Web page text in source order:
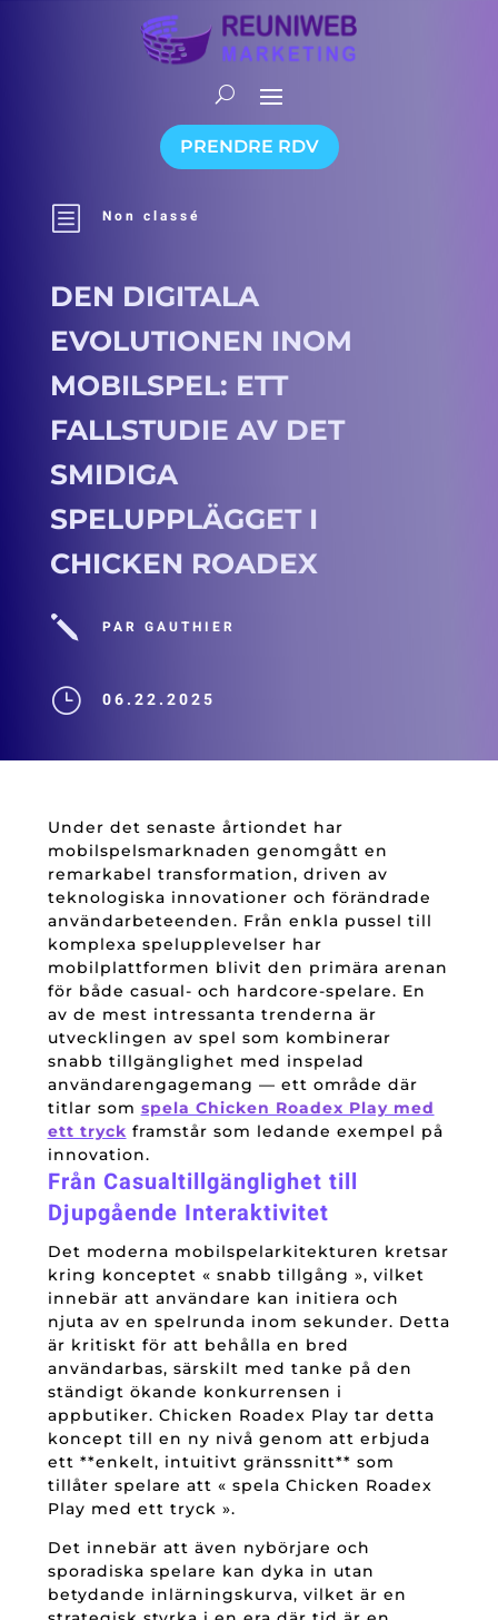
PRENDRE RDV
b Non classé
DEN DIGITALA
EVOLUTIONEN INOM
MOBILSPEL: ETT
FALLSTUDIE AV DET
SMIDIGA
SPELUPPLÄGGET I
CHICKEN ROADEX
j PAR GAUTHIER
} 06.22.2025
Under det senaste årtiondet har
mobilspelsmarknaden genomgått en
remarkabel transformation, driven av
teknologiska innovationer och förändrade
användarbeteenden. Från enkla pussel till
komplexa spelupplevelser har
mobilplattformen blivit den primära arenan
för både casual- och hardcore-spelare. En
av de mest intressanta trenderna är
utvecklingen av spel som kombinerar
snabb tillgänglighet med inspelad
användarengagemang — ett område där
titlar som spela Chicken Roadex Play med
ett tryck framstår som ledande exempel på
innovation.
Från Casualtillgänglighet till
Djupgående Interaktivitet
Det moderna mobilspelarkitekturen kretsar
kring konceptet « snabb tillgång », vilket
innebär att användare kan initiera och
njuta av en spelrunda inom sekunder. Detta
är kritiskt för att behålla en bred
användarbas, särskilt med tanke på den
ständigt ökande konkurrensen i
appbutiker. Chicken Roadex Play tar detta
koncept till en ny nivå genom att erbjuda
ett **enkelt, intuitivt gränssnitt** som
tillåter spelare att « spela Chicken Roadex
Play med ett tryck ».
Det innebär att även nybörjare och
sporadiska spelare kan dyka in utan
betydande inlärningskurva, vilket är en